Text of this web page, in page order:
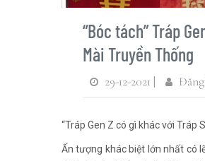
“Bóc tách” Tráp
Mài Truyền Thống
29-12-2021 |
“Tráp Gen Z có gì khác với Tráp
Ấn tượng khác biệt lớn nhất có